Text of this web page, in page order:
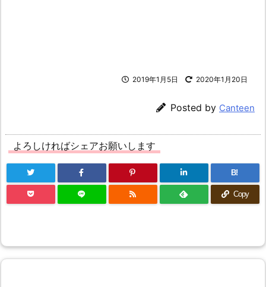
2019年1月5日 2020年1月20日
Posted by Canteen
よろしければシェアお願いします
B!
Copy